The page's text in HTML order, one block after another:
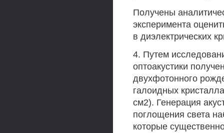
Получены
эксперимента
в диэлектрических
4. Путем
оптоакустики
двухфотонного
галоидных
см2). Генерация
поглощения света
которые